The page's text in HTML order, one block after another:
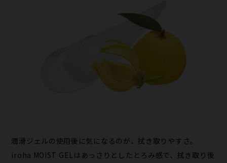
潤滑ジェルの使用後に気になるのが、拭き取りやすさ。
iroha MOIST GELはあっさりとしたとろみ感で、拭き取り後